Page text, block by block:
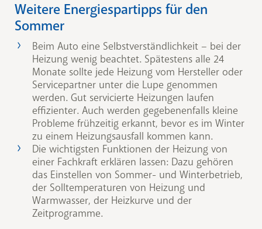
Weitere Energiespartipps für den
Sommer
Beim Auto eine Selbstverständlichkeit – bei der
Heizung wenig beachtet. Spätestens alle 24
Monate sollte jede Heizung vom Hersteller oder
Servicepartner unter die Lupe genommen
werden. Gut servicierte Heizungen laufen
effizienter. Auch werden gegebenenfalls kleine
Probleme frühzeitig erkannt, bevor es im Winter
zu einem Heizungsausfall kommen kann.
Die wichtigsten Funktionen der Heizung von
einer Fachkraft erklären lassen: Dazu gehören
das Einstellen von Sommer- und Winterbetrieb,
der Solltemperaturen von Heizung und
Warmwasser, der Heizkurve und der
Zeitprogramme.